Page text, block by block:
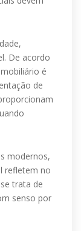
De acordo
é
de
modernos,
refletem no
trata de
senso por